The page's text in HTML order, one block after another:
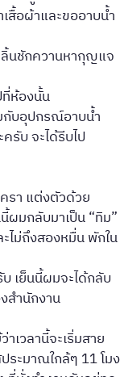
สื้อผ้าและขออาบน้ำ
ลิ้นชักควานหากุญแจ
ห้องนั้น
กับอุปกรณ์อาบน้ำ
รับ จะได้รีบไป
รา แต่งตัวด้วย
ผมกลับมาเป็น “ทิม”
ไม่ถึงสองหมื่น พักใน
เย็นนี้ผมจะได้กลับ
สำนักงาน
เวลานี้จะเริ่มสาย
ะมาณใกล้ๆ 11 โมง